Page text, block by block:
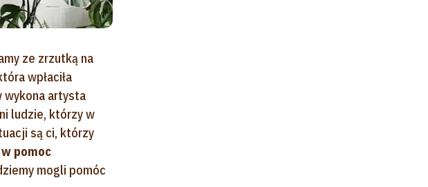
ze zrzutką na
wpłaciła
wykona artysta
ludzie, którzy w
są ci, którzy
pomoc
mogli pomóc